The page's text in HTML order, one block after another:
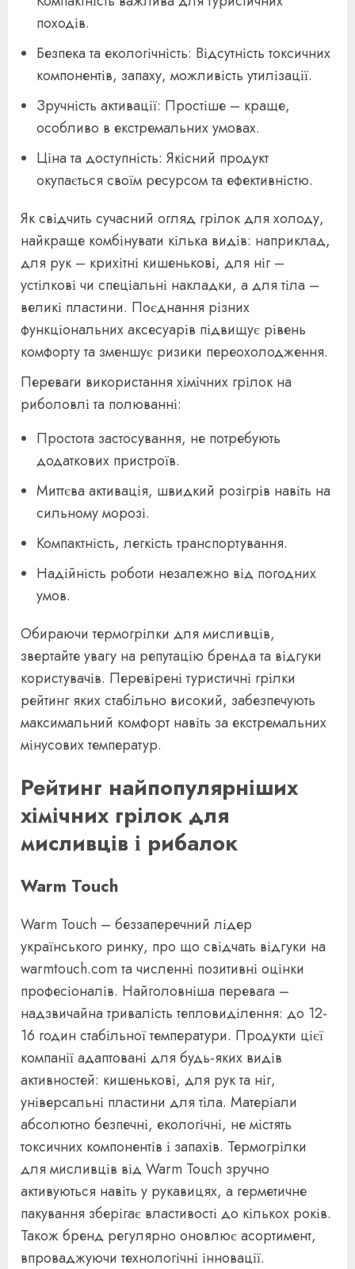
походів.
Безпека та екологічність: Відсутність токсичних
компонентів, запаху, можливість утилізації.
Зручність активації: Простіше – краще,
особливо в екстремальних умовах.
Ціна та доступність: Якісний продукт
окупається своїм ресурсом та ефективністю.
Як свідчить сучасний огляд грілок для холоду,
найкраще комбінувати кілька видів: наприклад,
для рук – крихітні кишенькові, для ніг –
устілкові чи спеціальні накладки, а для тіла –
великі пластини. Поєднання різних
функціональних аксесуарів підвищує рівень
комфорту та зменшує ризики переохолодження.
Переваги використання хімічних грілок на
риболовлі та полюванні:
Простота застосування, не потребують
додаткових пристроїв.
Миттєва активація, швидкий розігрів навіть на
сильному морозі.
Компактність, легкість транспортування.
Надійність роботи незалежно від погодних
умов.
Обираючи термогрілки для мисливців,
звертайте увагу на репутацію бренда та відгуки
користувачів. Перевірені туристичні грілки
рейтинг яких стабільно високий, забезпечують
максимальний комфорт навіть за екстремальних
мінусових температур.
Рейтинг найпопулярніших
хімічних грілок для
мисливців і рибалок
Warm Touch
Warm Touch – беззаперечний лідер
українського ринку, про що свідчать відгуки на
warmtouch.com та численні позитивні оцінки
професіоналів. Найголовніша перевага –
надзвичайна тривалість тепловиділення: до 12-
16 годин стабільної температури. Продукти цієї
компанії адаптовані для будь-яких видів
активностей: кишенькові, для рук та ніг,
універсальні пластини для тіла. Матеріали
абсолютно безпечні, екологічні, не містять
токсичних компонентів і запахів. Термогрілки
для мисливців від Warm Touch зручно
активуються навіть у рукавицях, а герметичне
пакування зберігає властивості до кількох років.
Також бренд регулярно оновлює асортимент,
впроваджуючи технологічні інновації.